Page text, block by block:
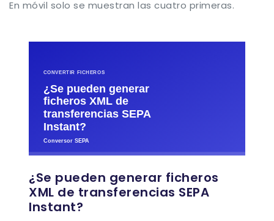
En móvil solo se muestran las cuatro primeras.
¿Se pueden generar ficheros
XML de transferencias SEPA
Instant?